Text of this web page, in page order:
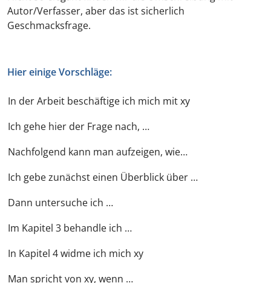
Autor/Verfasser, aber das ist sicherlich
Geschmacksfrage.
Hier einige Vorschläge:
In der Arbeit beschäftige ich mich mit xy
Ich gehe hier der Frage nach, …
Nachfolgend kann man aufzeigen, wie…
Ich gebe zunächst einen Überblick über …
Dann untersuche ich …
Im Kapitel 3 behandle ich …
In Kapitel 4 widme ich mich xy
Man spricht von xy, wenn …